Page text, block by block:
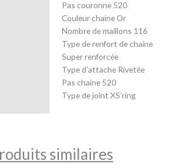
Pas couronne 520
Couleur chaine Or
Nombre de maillons 116
Type de renfort de chaine
Super renforcée
Type d’attache Rivetée
Pas chaine 520
Type de joint XS’ring
similaires